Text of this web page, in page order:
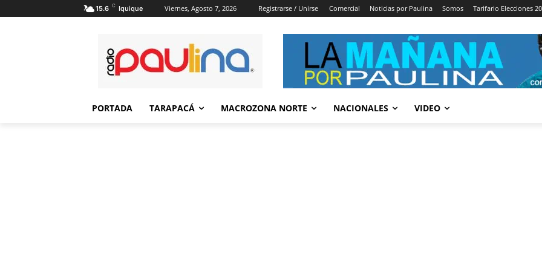
15.6 C Iquique Viernes, Agosto 7, 2026 Registrarse / Unirse Comercial Noticias por Paulina Somos Tarifario Elecciones
PORTADA TARAPACÁ MACROZONA NORTE NACIONALES VIDEO